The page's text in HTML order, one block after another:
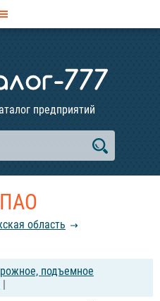
предприятий
область
подъемное
|